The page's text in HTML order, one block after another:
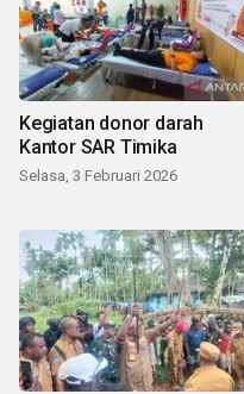
Kegiatan donor darah
Kantor SAR Timika
Selasa, 3 Februari 2026